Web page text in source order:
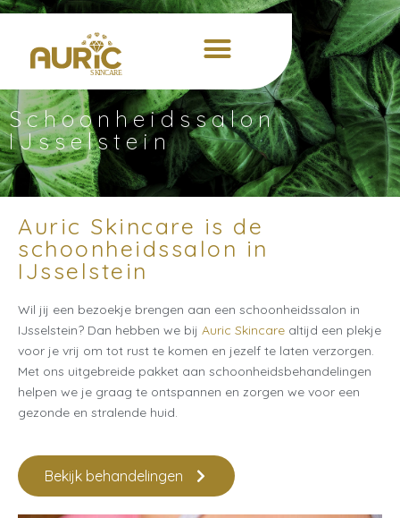
Schoonheidssalon
IJsselstein
Auric Skincare is de
schoonheidssalon in
IJsselstein
Wil jij een bezoekje brengen aan een schoonheidssalon in
IJsselstein? Dan hebben we bij Auric Skincare altijd een plekje
voor je vrij om tot rust te komen en jezelf te laten verzorgen.
Met ons uitgebreide pakket aan schoonheidsbehandelingen
helpen we je graag te ontspannen en zorgen we voor een
gezonde en stralende huid.
Bekijk behandelingen